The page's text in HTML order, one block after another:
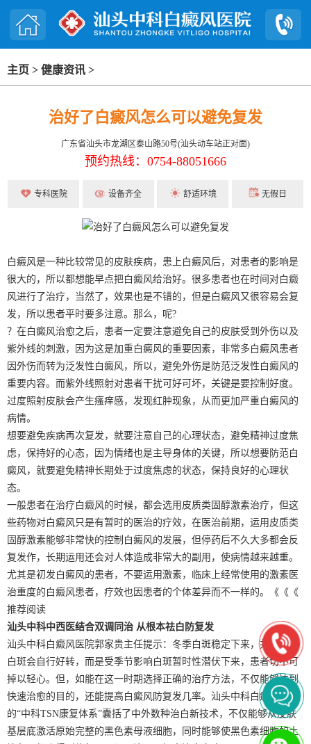
主页 > 健康资讯 >
治好了白癜风怎么可以避免复发
广东省汕头市龙湖区泰山路50号(汕头动车站正对面)
预约热线：0754-88051666
专科医院 设备齐全 舒适环境 无假日
白癜风是一种比较常见的皮肤疾病，患上白癜风后，对患者的影响是
很大的，所以都想能早点把白癜风给治好。很多患者也在时间对白癜
风进行了治疗，当然了，效果也是不错的，但是白癜风又很容易会复
发，所以患者平时要多注意。那么，呢?
？在白癜风治愈之后，患者一定要注意避免自己的皮肤受到外伤以及
紫外线的刺激，因为这是加重白癜风的重要因素，非常多白癜风患者
因外伤而转为泛发性白癜风，所以，避免外伤是防范泛发性白癜风的
重要内容。而紫外线照射对患者干扰可好可坏，关键是要控制好度。
过度照射皮肤会产生瘙痒感，发现红肿现象，从而更加严重白癜风的
病情。
想要避免疾病再次复发，就要注意自己的心理状态，避免精神过度焦
虑，保持好的心态，因为情绪也是主导身体的关键，所以想要防范白
癜风，就要避免精神长期处于过度焦虑的状态，保持良好的心理状
态。
一般患者在治疗白癜风的时候，都会选用皮质类固醇激素治疗，但这
些药物对白癜风只是有暂时的医治的疗效，在医治前期，运用皮质类
固醇激素能够非常快的控制白癜风的发展，但停药后不久大多都会反
复发作，长期运用还会对人体造成非常大的副用，使病情越来越重。
尤其是初发白癜风的患者，不要运用激素，临床上经常使用的激素医
治重度的白癜风患者，疗效也因患者的个体差异而不一样的。《《《
推荐阅读
汕头中科中西医结合双调同治 从根本祛白防复发
汕头中科白癜风医院郭家贵主任提示：冬季白斑稳定下来，并不表示
白斑会自行好转，而是受季节影响白斑暂时性潜伏下来，患者切不可
掉以轻心。但，如能在这一时期选择正确的治疗方法，不仅能够达到
快速治愈的目的，还能提高白癜风防复发几率。汕头中科白癜风医院
的“中科TSN康复体系”囊括了中外数种治白新技术，不仅能够从皮肤
基层底激活原始完整的黑色素母液细胞，同时能够使黑色素细胞的土